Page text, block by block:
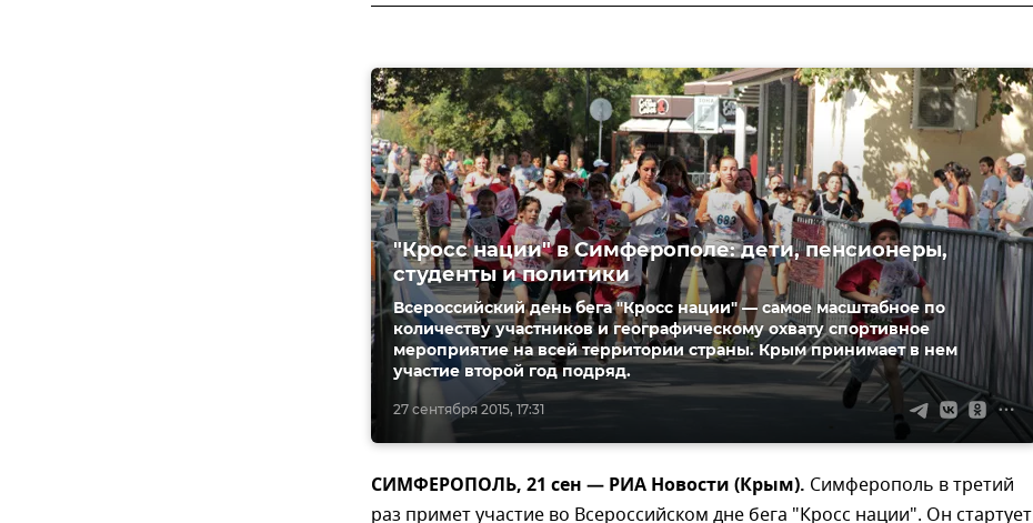
27 сентября 2015, 17:31
"Кросс нации" в Симферополе: дети, пенсионеры,
студенты и политики
Всероссийский день бега "Кросс нации" — самое масштабное по
количеству участников и географическому охвату спортивное
мероприятие на всей территории страны. Крым принимает в нем
участие второй год подряд.
СИМФЕРОПОЛЬ, 21 сен — РИА Новости (Крым). Симферополь в третий
раз примет участие во Всероссийском дне бега "Кросс нации". Он стартует